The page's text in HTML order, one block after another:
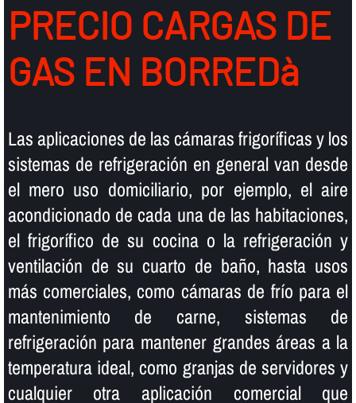
PRECIO CARGAS DE
GAS EN BORREDà
Las aplicaciones de las cámaras frigorí­ficas y los
sistemas de refrigeración en general van desde
el mero uso domiciliario, por ejemplo, el aire
acondicionado de cada una de las habitaciones,
el frigorí­fico de su cocina o la refrigeración y
ventilación de su cuarto de baño, hasta usos
más comerciales, como cámaras de frí­o para el
mantenimiento de carne, sistemas de
refrigeración para mantener grandes áreas a la
temperatura ideal, como granjas de servidores y
cualquier otra aplicación comercial que